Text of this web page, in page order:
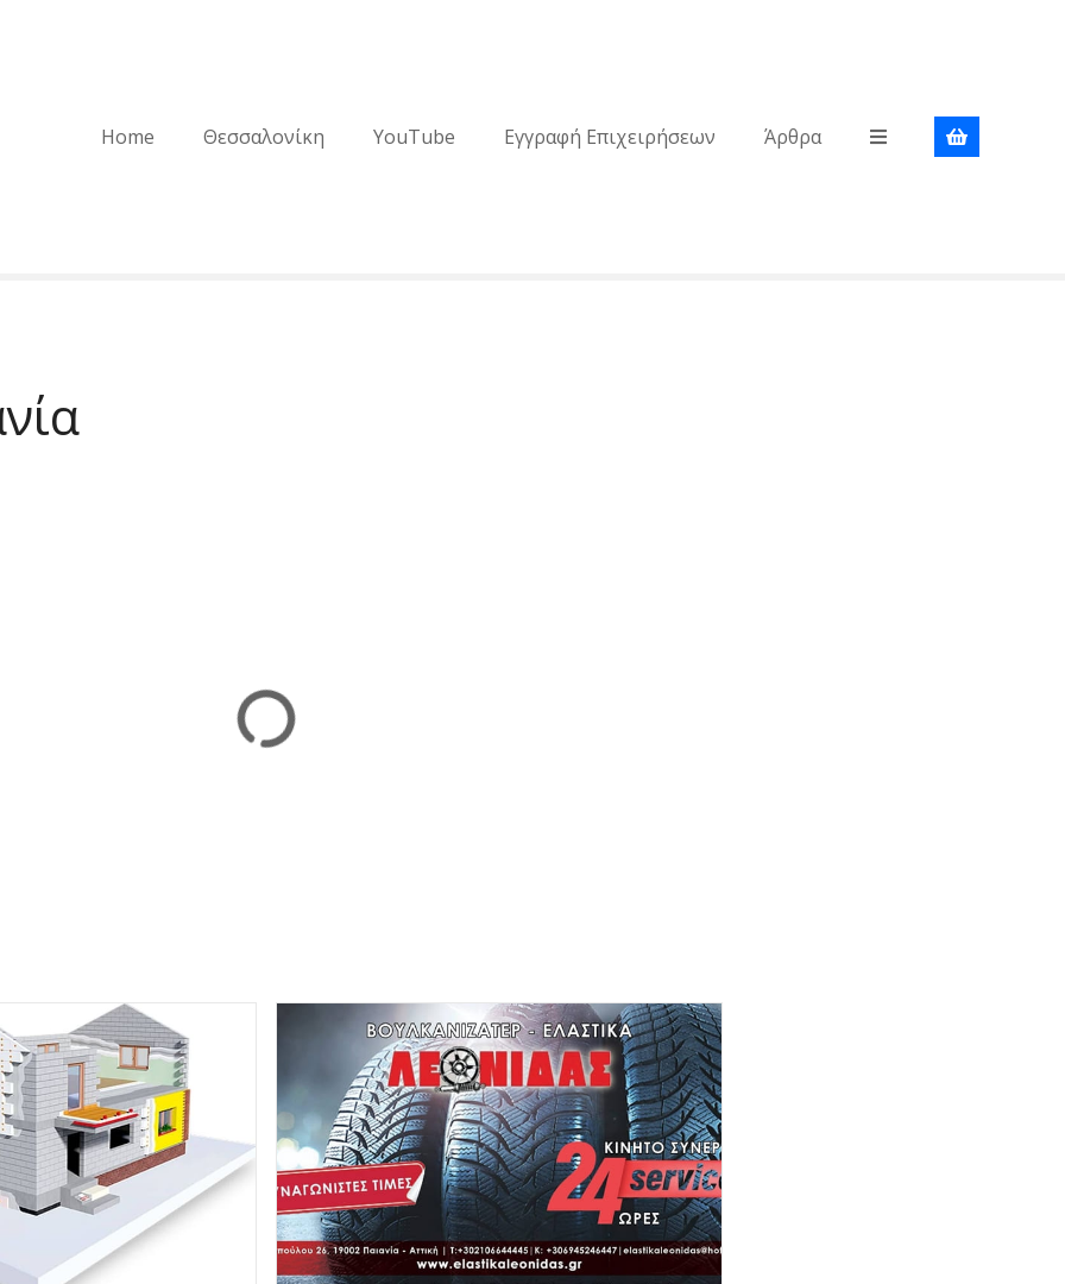
Home Θεσσαλονίκη YouTube Εγγραφή Επιχειρήσεων Άρθρα